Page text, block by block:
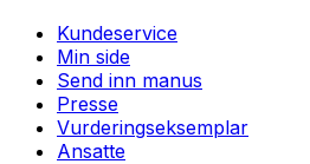
Kundeservice
Min side
Send inn manus
Presse
Vurderingseksemplar
Ansatte